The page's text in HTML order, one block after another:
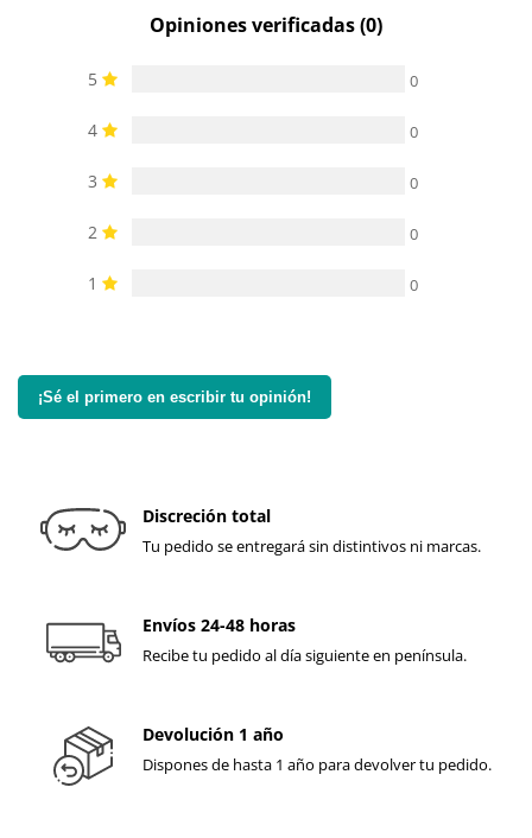
Opiniones verificadas (0)
5 0
4 0
3 0
2 0
1 0
¡Sé el primero en escribir tu opinión!
Discreción total
Tu pedido se entregará sin distintivos ni marcas.
Envíos 24-48 horas
Recibe tu pedido al día siguiente en península.
Devolución 1 año
Dispones de hasta 1 año para devolver tu pedido.